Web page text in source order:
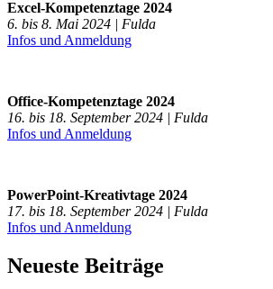
Excel-Kompetenztage 2024
6. bis 8. Mai 2024 | Fulda
Infos und Anmeldung
Office-Kompetenztage 2024
16. bis 18. September 2024 | Fulda
Infos und Anmeldung
PowerPoint-Kreativtage 2024
17. bis 18. September 2024 | Fulda
Infos und Anmeldung
Neueste Beiträge